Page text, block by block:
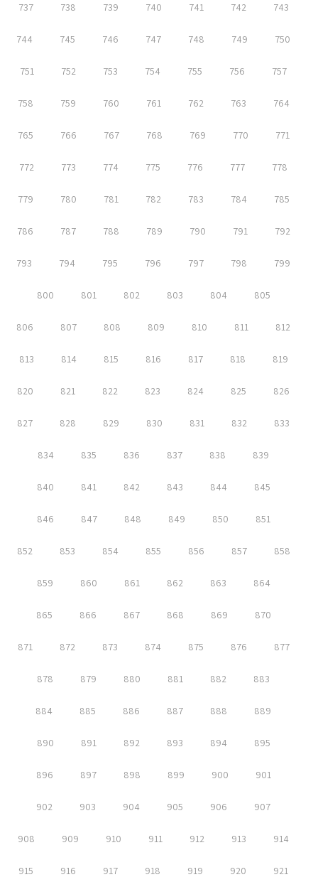
737 738 739 740 741 742 743
744 745 746 747 748 749 750
751 752 753 754 755 756 757
758 759 760 761 762 763 764
765 766 767 768 769 770 771
772 773 774 775 776 777 778
779 780 781 782 783 784 785
786 787 788 789 790 791 792
793 794 795 796 797 798 799
800 801 802 803 804 805
806 807 808 809 810 811 812
813 814 815 816 817 818 819
820 821 822 823 824 825 826
827 828 829 830 831 832 833
834 835 836 837 838 839
840 841 842 843 844 845
846 847 848 849 850 851
852 853 854 855 856 857 858
859 860 861 862 863 864
865 866 867 868 869 870
871 872 873 874 875 876 877
878 879 880 881 882 883
884 885 886 887 888 889
890 891 892 893 894 895
896 897 898 899 900 901
902 903 904 905 906 907
908 909 910 911 912 913 914
915 916 917 918 919 920 921